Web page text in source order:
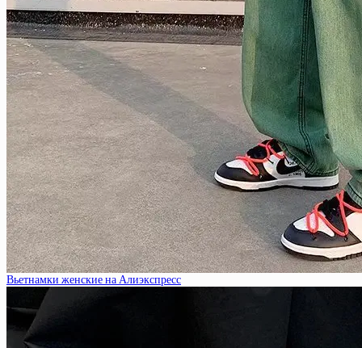
Вьетнамки женские на Алиэкспресс